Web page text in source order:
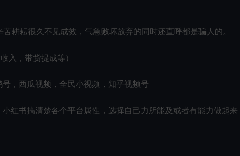
耕耘很久不见成效，气急败坏放弃的同时还直呼都是骗人的。
入，带货提成等）
，西瓜视频，全民小视频，知乎视频号
红书搞清楚各个平台属性，选择自己力所能及或者有能力做起来